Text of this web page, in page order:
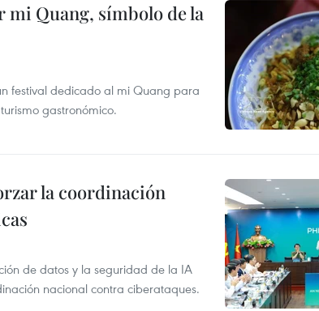
Quang, símbolo de la
festival dedicado al mi Quang para
gastronómico.
la coordinación
de datos y la seguridad de la IA
nacional contra ciberataques.